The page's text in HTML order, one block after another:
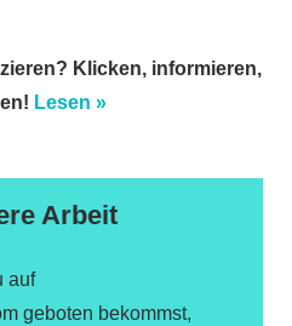
Klicken, informieren,
Lesen »
Arbeit
auf
geboten bekommst,